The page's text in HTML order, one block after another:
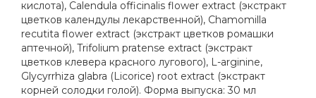
кислота), Calendula officinalis flower extract (экстракт
цветков календулы лекарственной), Chamomilla
recutita flower extract (экстракт цветков ромашки
аптечной), Trifolium pratense extract (экстракт
цветков клевера красного лугового), L-arginine,
Glycyrrhiza glabra (Licorice) root extract (экстракт
корней солодки голой). Форма выпуска: 30 мл